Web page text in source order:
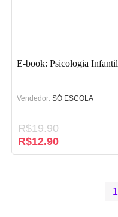
E-book: Psicologia Infantil
Vendedor: SÓ ESCOLA
R$19.90
O
preço
R$12.90O
preço
1